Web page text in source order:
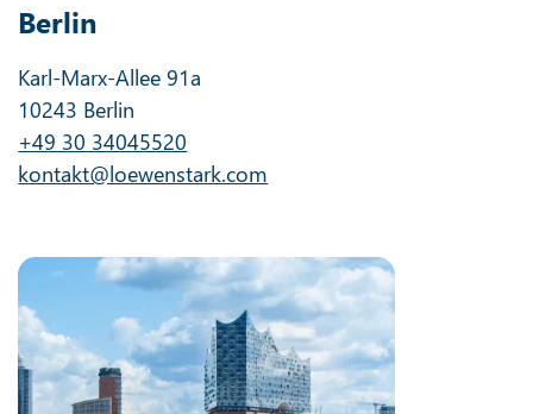
Berlin
Karl-Marx-Allee 91a
10243 Berlin
+49 30 34045520
kontakt@loewenstark.com